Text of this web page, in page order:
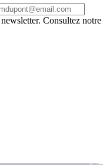
Consultez notre